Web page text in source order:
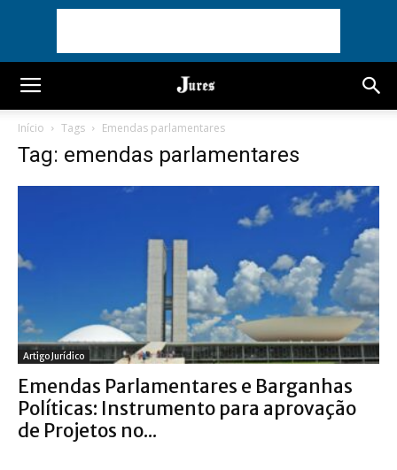
Início Tags Emendas parlamentares
Tag: emendas parlamentares
Artigo Jurídico
Emendas Parlamentares e Barganhas
Políticas: Instrumento para aprovação
de Projetos no...